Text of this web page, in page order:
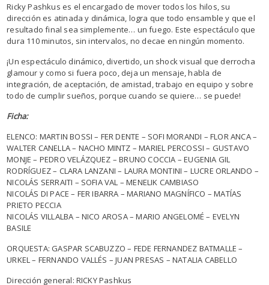
Ricky Pashkus es el encargado de mover todos los hilos, su
dirección es atinada y dinámica, logra que todo ensamble y que el
resultado final sea simplemente… un fuego. Este espectáculo que
dura 110 minutos, sin intervalos, no decae en ningún momento.
¡Un espectáculo dinámico, divertido, un shock visual que derrocha
glamour y como si fuera poco, deja un mensaje, habla de
integración, de aceptación, de amistad, trabajo en equipo y sobre
todo de cumplir sueños, porque cuando se quiere… se puede!
Ficha:
ELENCO: MARTIN BOSSI – FER DENTE – SOFI MORANDI – FLOR ANCA –
WALTER CANELLA – NACHO MINTZ – MARIEL PERCOSSI – GUSTAVO
MONJE – PEDRO VELÁZQUEZ – BRUNO COCCIA – EUGENIA GIL
RODRÍGUEZ – CLARA LANZANI – LAURA MONTINI – LUCRE ORLANDO –
NICOLÁS SERRAITI – SOFIA VAL – MENELIK CAMBIASO
NICOLÁS DI PACE – FER IBARRA – MARIANO MAGNÍFICO – MATÍAS
PRIETO PECCIA
NICOLÁS VILLALBA – NICO AROSA – MARIO ANGELOMÉ – EVELYN
BASILE
ORQUESTA: GASPAR SCABUZZO – FEDE FERNANDEZ BATMALLE –
URKEL – FERNANDO VALLÉS – JUAN PRESAS – NATALIA CABELLO
Dirección general: RICKY Pashkus